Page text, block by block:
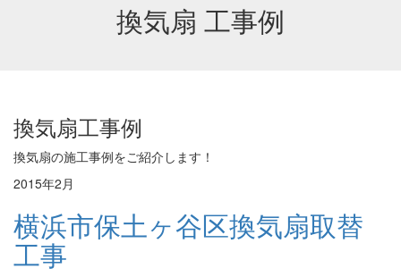
換気扇 工事例
換気扇工事例
換気扇の施工事例をご紹介します！
2015年2月
横浜市保土ヶ谷区換気扇取替
工事